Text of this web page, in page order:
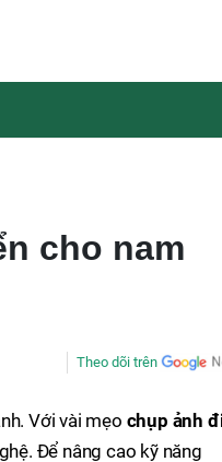
cho nam
Theo dõi trên
Với vài mẹo chụp ảnh
Để nâng cao kỹ năng